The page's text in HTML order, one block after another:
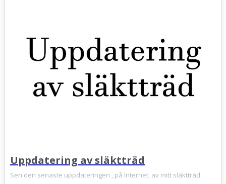
Uppdatering av släktträd
Sen den senaste uppdateringen , på Internet, av mitt släktträd…